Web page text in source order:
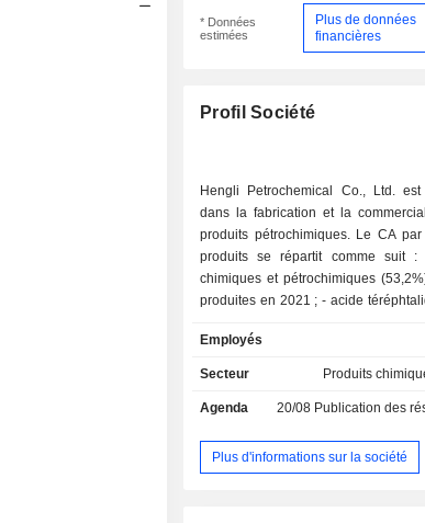
* Données
estimées
Plus de données
financières
Profil Société
Hengli Petrochemical Co., Ltd. est
dans la fabrication et la
produits pétrochimiques. Le CA
produits se répartit comme suit : -
chimiques et pétrochimiques
produites en 2021 ; - acide téréphtalique purifié
polyester (13,8%) : polyéthylène
fibres, fils, films et copeaux de
adipate téréphtalate, polybutylène
du CA est réalisé en Chine.
Employés
Secteur Produits
Agenda 20/08 Publication des résultats
Plus d'informations sur la société